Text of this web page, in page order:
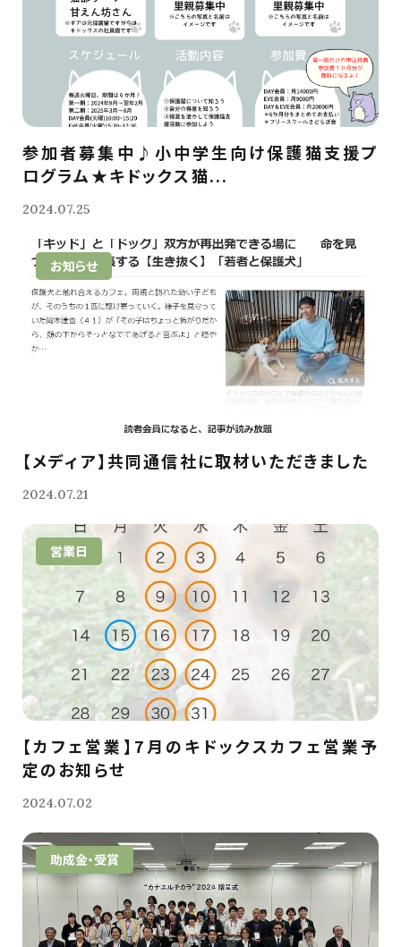
参加者募集中♪小中学生向け保護猫支援プ
ログラム★キドックス猫...
2024.07.25
お知らせ
【メディア】共同通信社に取材いただきました
2024.07.21
営業日
【カフェ営業】7月のキドックスカフェ営業予
定のお知らせ
2024.07.02
助成金・受賞